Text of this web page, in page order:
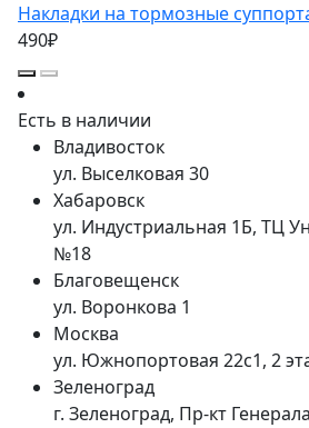
Накладки на тормозные
490₽
Есть в наличии
Владивосток
ул. Выселковая 30
Хабаровск
ул. Индустриальная 1Б, ТЦ
№18
Благовещенск
ул. Воронкова 1
Москва
ул. Южнопортовая 22с1, 2
Зеленоград
г. Зеленоград, Пр-кт